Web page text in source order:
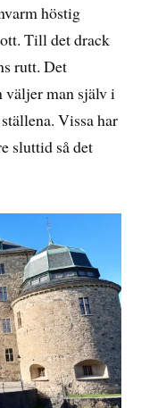
höstig
Till det drack
rutt. Det
väljer man själv i
Vissa har
sluttid så det